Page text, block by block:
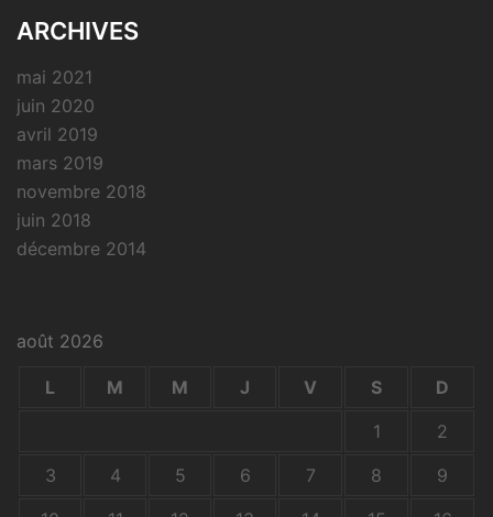
ARCHIVES
mai 2021
juin 2020
avril 2019
mars 2019
novembre 2018
juin 2018
décembre 2014
août 2026
L M M J V S
D
1
2
3
4 5 6 7 8
9